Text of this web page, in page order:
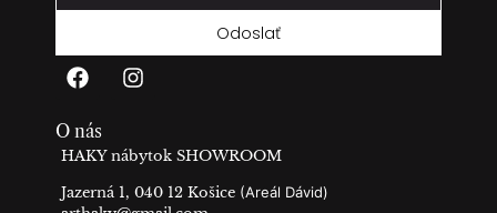
Odoslať
O nás
HAKY nábytok SHOWROOM
Jazerná 1, 040 12 Košice (Areál Dávid)